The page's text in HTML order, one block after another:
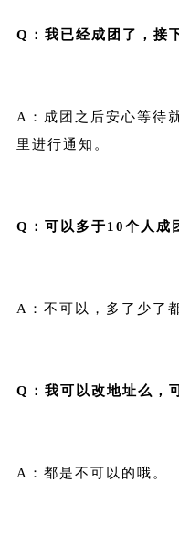
Q：我已经成团了，接
A：成团之后安心等待
里进行通知。
Q：可以多于10个人成
A：不可以，多了少了
Q：我可以改地址么，
A：都是不可以的哦。